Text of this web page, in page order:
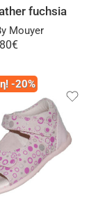
fuchsia
Mouyer
€
-20%
Select options